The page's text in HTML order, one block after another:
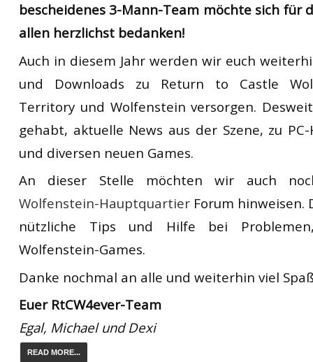
bescheidenes 3-Mann-Team möchte sich für
allen herzlichst bedanken!
Auch in diesem Jahr werden wir euch
und Downloads zu Return to Castle
Territory und Wolfenstein versorgen.
gehabt, aktuelle News aus der Szene, zu
und diversen neuen Games.
An dieser Stelle möchten wir auch
Wolfenstein-Hauptquartier Forum
nützliche Tips und Hilfe bei
Wolfenstein-Games.
Danke nochmal an alle und weiterhin viel
Euer RtCW4ever-Team
Egal, Michael und Dexi
READ MORE...